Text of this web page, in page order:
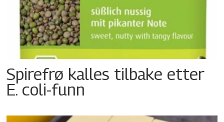
Spirefrø kalles tilbake etter
E. coli-funn